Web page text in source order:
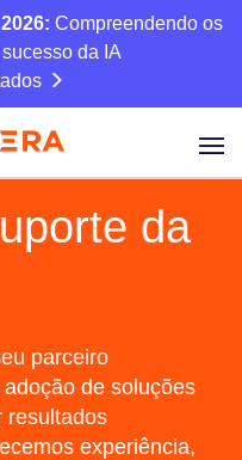
Compreendendo os
da IA
da
parceiro
de soluções
resultados
experiência,